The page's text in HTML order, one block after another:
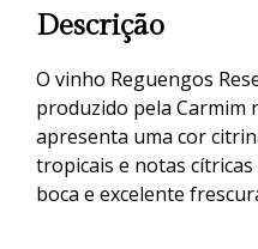
Descrição
O vinho Reguengos
produzido pela Carmim
apresenta uma cor
tropicais e notas
boca e excelente